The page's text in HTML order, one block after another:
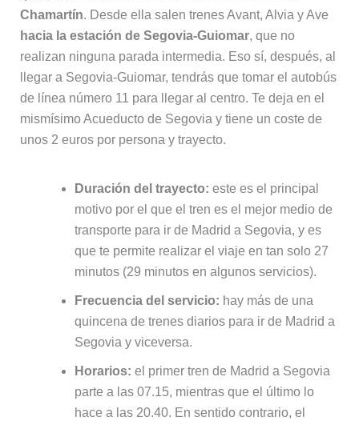
Chamartín. Desde ella salen trenes Avant, Alvia y Ave
hacia la estación de Segovia-Guiomar, que no
realizan ninguna parada intermedia. Eso sí, después, al
llegar a Segovia-Guiomar, tendrás que tomar el autobús
de línea número 11 para llegar al centro. Te deja en el
mismísimo Acueducto de Segovia y tiene un coste de
unos 2 euros por persona y trayecto.
Duración del trayecto: este es el principal
motivo por el que el tren es el mejor medio de
transporte para ir de Madrid a Segovia, y es
que te permite realizar el viaje en tan solo 27
minutos (29 minutos en algunos servicios).
Frecuencia del servicio: hay más de una
quincena de trenes diarios para ir de Madrid a
Segovia y viceversa.
Horarios: el primer tren de Madrid a Segovia
parte a las 07.15, mientras que el último lo
hace a las 20.40. En sentido contrario, el